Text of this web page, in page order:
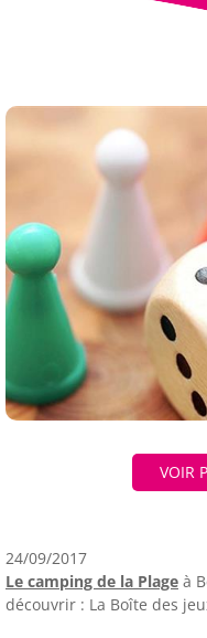
VOIR
24/09/2017
Le camping de la Plage à
découvrir : La Boîte des